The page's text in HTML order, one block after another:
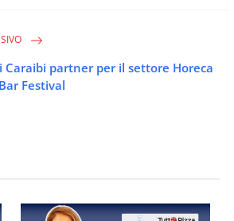
Caraibi partner per il settore Horeca
Festival